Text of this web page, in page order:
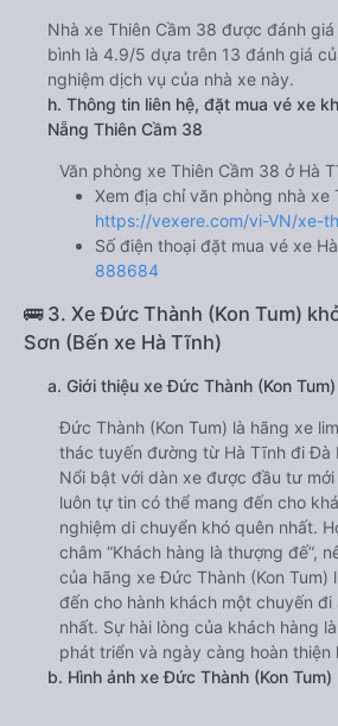
Nhà xe Thiên Cầm 38 được đánh
bình là 4.9/5 dựa trên 13 đánh giá
nghiệm dịch vụ của nhà xe này.
h. Thông tin liên hệ, đặt mua vé xe
Nẵng Thiên Cầm 38
Văn phòng xe Thiên Cầm 38 ở Hà
Xem địa chỉ văn phòng nhà xe
https://vexere.com/vi-VN/xe-
Số điện thoại đặt mua vé xe
888684
🚌 3. Xe Đức Thành (Kon Tum)
Sơn (Bến xe Hà Tĩnh)
a. Giới thiệu xe Đức Thành (Kon Tum)
Đức Thành (Kon Tum) là hãng xe
thác tuyến đường từ Hà Tĩnh đi Đà
Nổi bật với dàn xe được đầu tư mới
luôn tự tin có thể mang đến cho
nghiệm di chuyển khó quên nhất.
châm “Khách hàng là thượng đế”,
của hãng xe Đức Thành (Kon Tum)
đến cho hành khách một chuyến đi
nhất. Sự hài lòng của khách hàng
phát triển và ngày càng hoàn thiện
b. Hình ảnh xe Đức Thành (Kon Tum)